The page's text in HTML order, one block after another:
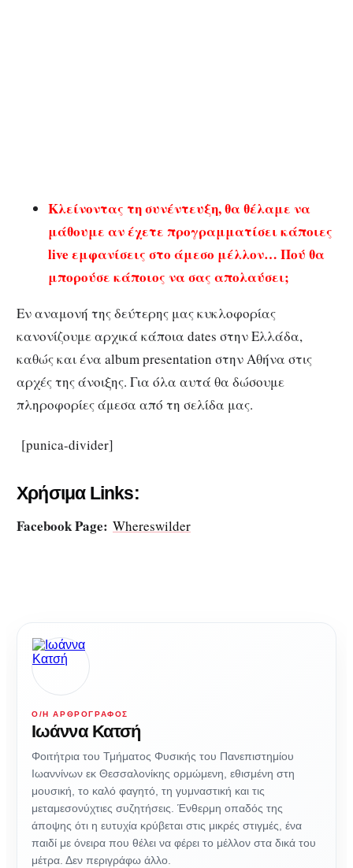
Κλείνοντας τη συνέντευξη, θα θέλαμε να
μάθουμε αν έχετε προγραμματίσει κάποιες
live εμφανίσεις στο άμεσο μέλλον… Πού θα
μπορούσε κάποιος να σας απολαύσει;
Εν αναμονή της δεύτερης μας κυκλοφορίας
κανονίζουμε αρχικά κάποια dates στην Ελλάδα,
καθώς και ένα album presentation στην Αθήνα στις
αρχές της άνοιξης. Για όλα αυτά θα δώσουμε
πληροφορίες άμεσα από τη σελίδα μας.
[punica-divider]
Χρήσιμα Links:
Facebook Page: Whereswilder
Ο/Η ΑΡΘΡΟΓΡΆΦΟΣ
Ιωάννα Κατσή
Φοιτήτρια του Τμήματος Φυσικής του Πανεπιστημίου
Ιωαννίνων εκ Θεσσαλονίκης ορμώμενη, εθισμένη στη
μουσική, το καλό φαγητό, τη γυμναστική και τις
μεταμεσονύχτιες συζητήσεις. Ένθερμη οπαδός της
άποψης ότι η ευτυχία κρύβεται στις μικρές στιγμές, ένα
παιδί με όνειρα που θέλει να φέρει το μέλλον στα δικά του
μέτρα. Δεν περιγράφω άλλο.